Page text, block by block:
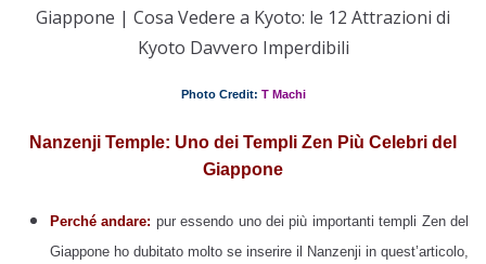
Giappone | Cosa Vedere a Kyoto: le 12 Attrazioni di
Kyoto Davvero Imperdibili
Photo Credit: T Machi
Nanzenji Temple: Uno dei Templi Zen Più Celebri del
Giappone
Perché andare: pur essendo uno dei più importanti templi Zen del
Giappone ho dubitato molto se inserire il Nanzenji in quest’articolo,